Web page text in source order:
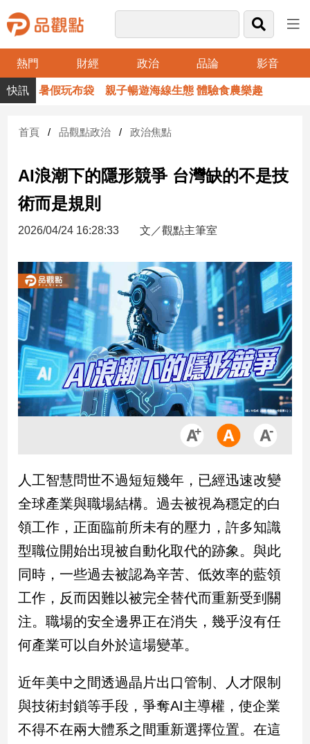
熱門 財經 政治 品論 影音
品
觀
財
台
財
新
產
經/
股
市
房
地
產
品
政
治
政
治
焦
品
觀
點
民
調
會
點
暑假玩布袋 親子暢遊海線生態 體驗食農樂趣
首頁 品觀點政治 政治焦點
AI浪潮下的隱形競爭 台灣缺的不是技
術而是規則
2026/04/24 16:28:33 文／觀點主筆室
人工智慧問世不過短短幾年，已經迅速改變
全球產業與職場結構。過去被視為穩定的白
領工作，正面臨前所未有的壓力，許多知識
型職位開始出現被自動化取代的跡象。與此
同時，一些過去被認為辛苦、低效率的藍領
工作，反而因難以被完全替代而重新受到關
注。職場的安全邊界正在消失，幾乎沒有任
何產業可以自外於這場變革。
近年美中之間透過晶片出口管制、人才限制
與技術封鎖等手段，爭奪AI主導權，使企業
不得不在兩大體系之間重新選擇位置。在這